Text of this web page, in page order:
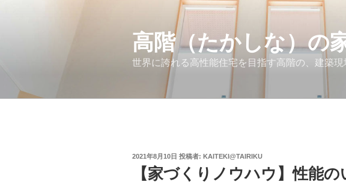
高階（たかしな）の
世界に誇れる高性能住宅を目指す高階の、建築
投
2021年8月10日 投稿者: KAITEKI@TAIRIKU
【家づくりノウハウ】性能